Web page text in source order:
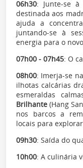
06h30: Junte-se
destinada aos
ajuda a
juntando-se à
energia para o
07h00 - 07h45: O
08h00: Imerja-se
ilhotas calcárias
esmeraldas
Brilhante (Hang
nos barcos a
locais para
09h30: Saída do
10h00: A culinária